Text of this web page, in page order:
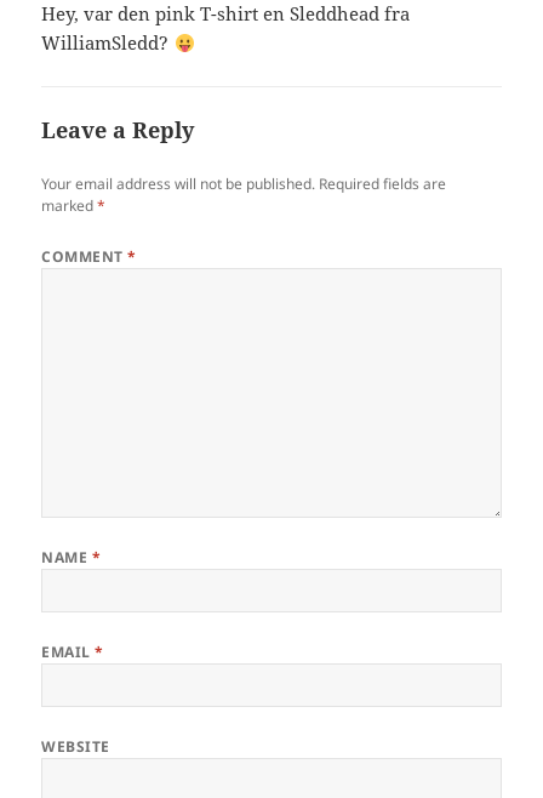
Hey, var den pink T-shirt en Sleddhead fra
WilliamSledd?
Leave a Reply
Your email address will not be published. Required fields are
marked*
COMMENT*
NAME *
EMAIL*
WEBSITE